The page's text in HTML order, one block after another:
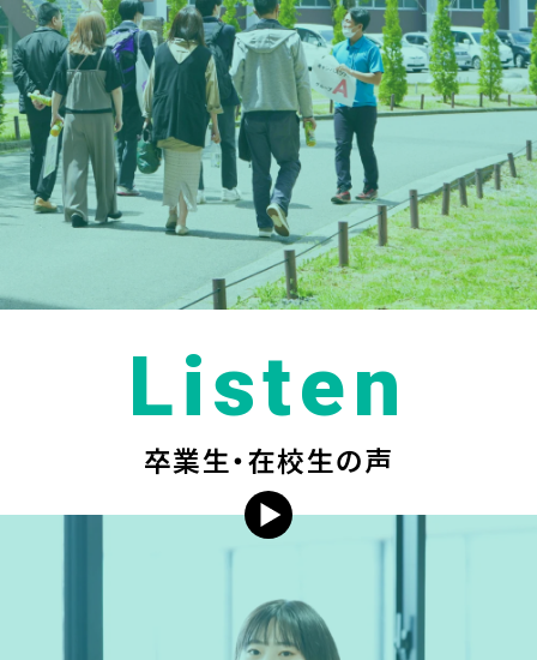
Listen
卒業生・在校生の声